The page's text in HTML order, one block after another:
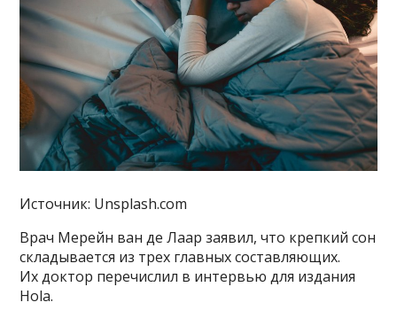
Источник: Unsplash.com
Врач Мерейн ван де Лаар заявил, что крепкий сон
складывается из трех главных составляющих.
Их доктор перечислил в интервью для издания
Hola.